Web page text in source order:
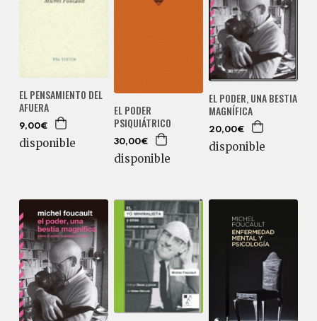
EL PENSAMIENTO DEL
AFUERA
9,00€
disponible
EL PODER
PSIQUIÁTRICO
30,00€
disponible
EL PODER, UNA BESTIA
MAGNÍFICA
20,00€
disponible